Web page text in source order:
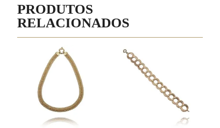
PRODUTOS
RELACIONADOS